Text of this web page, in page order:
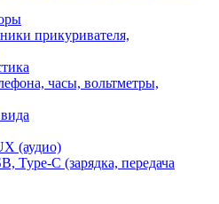
прикуривателя,
часы, вольтметры,
(аудио)
Type-C (зарядка, передача